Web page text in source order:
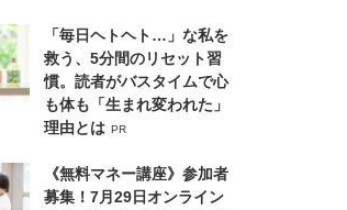
「毎日ヘトヘト…」な私を
救う、5分間のリセット習
慣。読者がバスタイムで心
も体も「生まれ変われた」
理由とは PR
《無料マネー講座》参加者
募集！7月29日オンライン